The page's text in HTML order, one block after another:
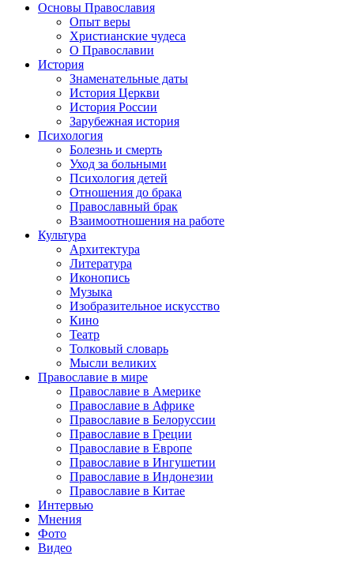
Основы Православия
Опыт веры
Христианские чудеса
О Православии
История
Знаменательные даты
История Церкви
История России
Зарубежная история
Психология
Болезнь и смерть
Уход за больными
Психология детей
Отношения до брака
Православный брак
Взаимоотношения на работе
Культура
Архитектура
Литература
Иконопись
Музыка
Изобразительное искусство
Кино
Театр
Толковый словарь
Мысли великих
Православие в мире
Православие в Америке
Православие в Африке
Православие в Белоруссии
Православие в Греции
Православие в Европе
Православие в Ингушетии
Православие в Индонезии
Православие в Китае
Интервью
Мнения
Фото
Видео